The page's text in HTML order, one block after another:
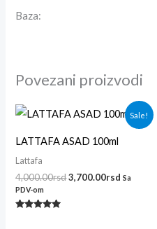
Baza:
Povezani proizvodi
Sale!
LATTAFA ASAD 100ml
Lattafa
4,000.00rsd
Originalna
cena
bila:
3,700.00rsd
Trenutna
cena
Sa
PDV-om